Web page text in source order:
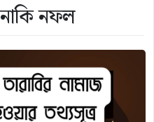
নাকি নফল